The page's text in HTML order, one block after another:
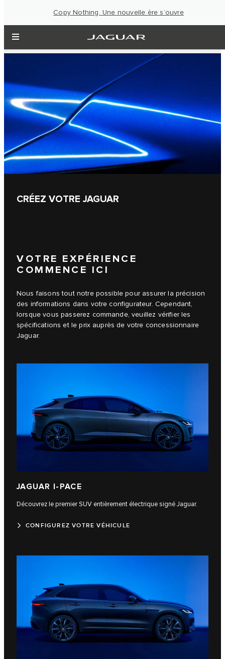
Copy Nothing. Une nouvelle ère s’ouvre
CRÉEZ VOTRE JAGUAR
VOTRE EXPÉRIENCE
COMMENCE ICI
Nous faisons tout notre possible pour assurer la précision
des informations dans votre configurateur. Cependant,
lorsque vous passerez commande, veuillez vérifier les
spécifications et le prix auprès de votre concessionnaire
Jaguar.
JAGUAR I‑PACE
Découvrez le premier SUV entièrement électrique signé Jaguar.
CONFIGUREZ VOTRE VÉHICULE